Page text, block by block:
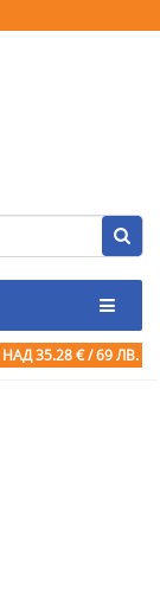
НАД 35.28 € / 69 ЛВ.